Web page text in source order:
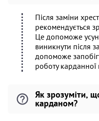
Після заміни
рекомендується
Це допоможе
виникнути після
допоможе
роботу карданної
Як зрозуміти,
карданом?